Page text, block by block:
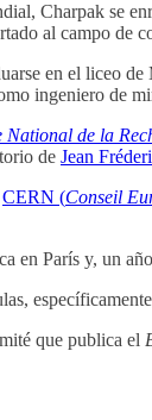
Charpak se
al campo de
en el liceo
ingeniero de
National de la
de Jean
CERN (Conseil
París y, un
que publica el